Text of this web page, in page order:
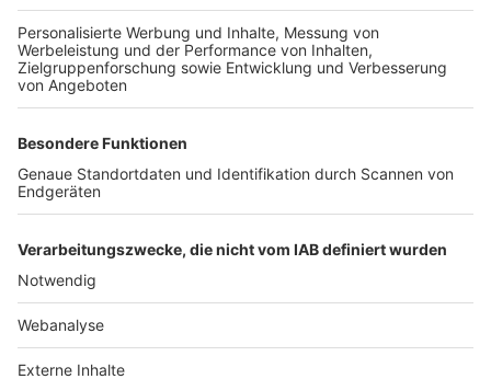
TOP-PARTNER
Nutzungsbedingungen Datenschutz Impressum